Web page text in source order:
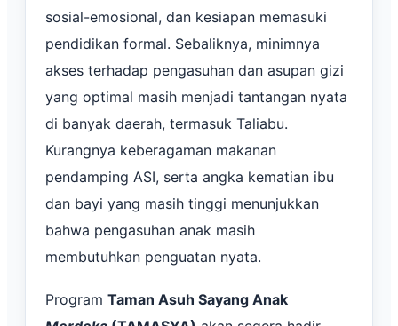
sosial-emosional, dan kesiapan memasuki
pendidikan formal. Sebaliknya, minimnya
akses terhadap pengasuhan dan asupan gizi
yang optimal masih menjadi tantangan nyata
di banyak daerah, termasuk Taliabu.
Kurangnya keberagaman makanan
pendamping ASI, serta angka kematian ibu
dan bayi yang masih tinggi menunjukkan
bahwa pengasuhan anak masih
membutuhkan penguatan nyata.
Program Taman Asuh Sayang Anak